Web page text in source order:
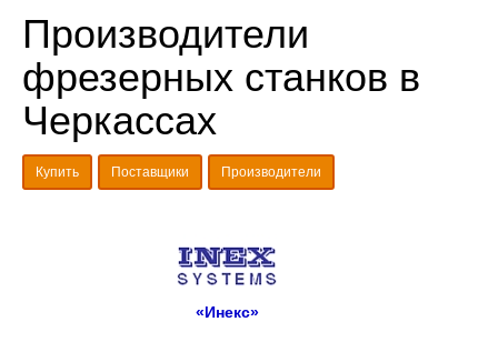
Производители
фрезерных станков в
Черкассах
Купить Поставщики Производители
«Инекс»